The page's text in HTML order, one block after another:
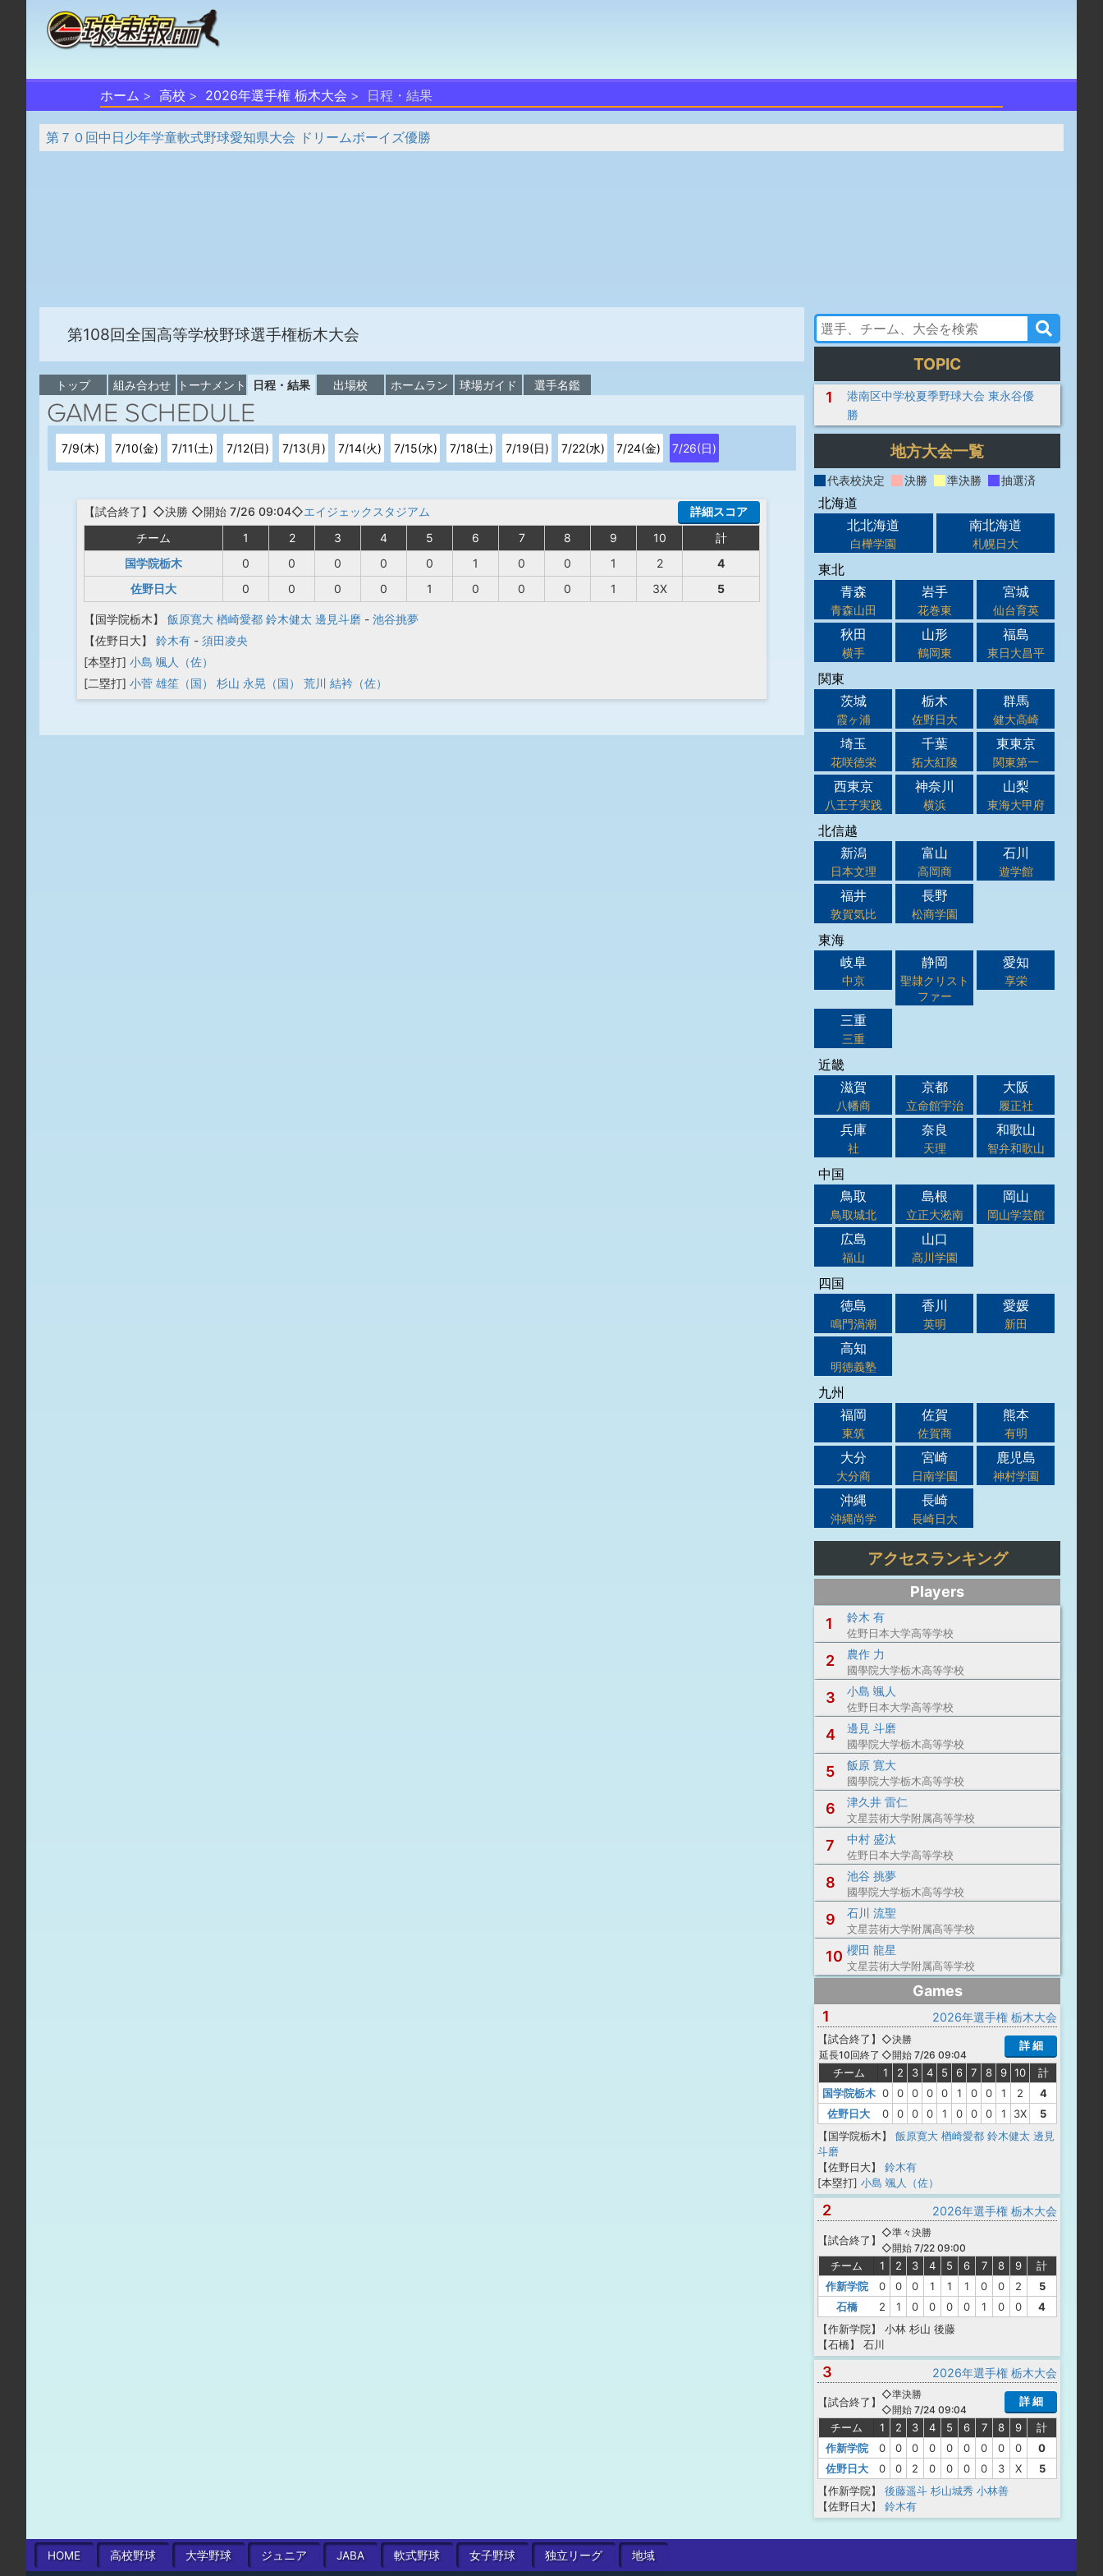
ホーム 高校 2026年選手権 栃木大会 日程・結果
第７０回中日少年学童軟式野球愛知県大会 ドリームボーイズ優勝
第108回全国高等学校野球選手権栃木大会
トップ 組み合わせ トーナメント 日程・結果 出場校 ホームラン 球場ガイド 選手名鑑
7/9(木) 7/10(金) 7/11(土) 7/12(日) 7/13(月) 7/14(火) 7/15(水) 7/18(土) 7/19(日) 7/22(水) 7/24(金) 7/26(日)
【試合終了 】◇決勝 ◇開始 7/26 09:04◇エイジェックスタジアム
チーム
1 2 3 4 5 6 7 8 9 10
計
国学院栃木
0 0 0 0 0 1 0 0 1 2
4
佐野日大
0 0 0 0 1 0 0 0 1 3X 5
【国学院栃木】 飯原寛大 楢崎愛都 鈴木健太 邊見斗磨 - 池谷挑夢
【佐野日大】
鈴木有 - 須田凌央
[本塁打] 小島 颯人（佐）
[二塁打] 小菅 雄笙（国） 杉山 永晃（国） 荒川 結衿（佐）
詳細スコア
TOPIC
1
港南区中学校夏季野球大会 東永谷優
勝
地方大会一覧
代表校決定 決勝 準決勝 抽選済
北海道
北北海道
白樺学園
南北海道
札幌日大
東北
青森
青森山田
岩手
花巻東
宮城
仙台育英
秋田
横手
山形
鶴岡東
福島
東日大昌平
関東
茨城
霞ヶ浦
栃木
佐野日大
群馬
健大高崎
埼玉
花咲徳栄
千葉
拓大紅陵
東東京
関東第一
西東京
八王子実践
神奈川
横浜
山梨
東海大甲府
北信越
新潟
日本文理
富山
高岡商
石川
遊学館
福井
敦賀気比
長野
松商学園
東海
岐阜
中京
静岡
聖隷クリスト
ファー
愛知
享栄
三重
三重
近畿
滋賀
八幡商
京都
立命館宇治
大阪
履正社
兵庫
社
奈良
天理
和歌山
智弁和歌山
中国
鳥取
鳥取城北
島根
立正大淞南
岡山
岡山学芸館
広島
福山
山口
高川学園
四国
徳島
鳴門渦潮
香川
英明
愛媛
新田
高知
明徳義塾
九州
福岡
東筑
佐賀
佐賀商
熊本
有明
大分
大分商
宮崎
日南学園
鹿児島
神村学園
沖縄
沖縄尚学
長崎
長崎日大
アクセスランキング
Players
1
鈴木 有
佐野日本大学高等学校
2 農作 力
國學院大学栃木高等学校
3 小島 颯人
佐野日本大学高等学校
4 邊見 斗磨
國學院大学栃木高等学校
5 飯原 寛大
國學院大学栃木高等学校
6 津久井 雷仁
文星芸術大学附属高等学校
7 中村 盛汰
佐野日本大学高等学校
8 池谷 挑夢
國學院大学栃木高等学校
9 石川 流聖
文星芸術大学附属高等学校
10 櫻田 龍星
文星芸術大学附属高等学校
Games
1
2026年選手権 栃木大会
【試合終了 】
延長10回終了
◇決勝
◇開始 7/26 09:04
詳 細
チーム 1 2 3 4 5 6 7 8 9 10
計
国学院栃木 0 0 0 0 0 1 0 0 1 2
4
佐野日大
0 0 0 0 1 0 0 0 1 3X
5
【国学院栃木】
飯原寛大 楢崎愛都 鈴木健太 邊見
斗磨
【佐野日大】
鈴木有
[本塁打] 小島 颯人（佐）
2 2026年選手権 栃木大会
【試合終了 】
◇準々決勝
◇開始 7/22 09:00
チーム 1 2 3 4 5 6 7 8 9
計
作新学院
0 0 0 1 1 1 0 0 2
5
石橋
2 1 0 0 0 0 1 0 0
4
【作新学院】
小林 杉山 後藤
【石橋】
石川
3 2026年選手権 栃木大会
【試合終了 】
◇準決勝
◇開始 7/24 09:04
詳 細
チーム 1 2 3 4 5 6 7 8 9
計
作新学院
0 0 0 0 0 0 0 0 0
0
佐野日大
0 0 2 0 0 0 0 3 X
5
【作新学院】
後藤遥斗 杉山城秀 小林善
【佐野日大】
鈴木有
HOME 高校野球 大学野球 ジュニア JABA 軟式野球 女子野球 独立リーグ 地域